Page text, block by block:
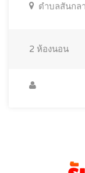
ตำบลสันกล
2 ห้องนอน